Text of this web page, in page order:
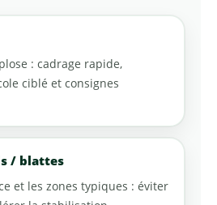
: cadrage rapide,
ciblé et consignes
/ blattes
et les zones typiques : éviter